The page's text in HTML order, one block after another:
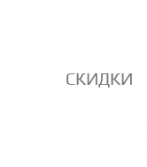
СКИДКИ